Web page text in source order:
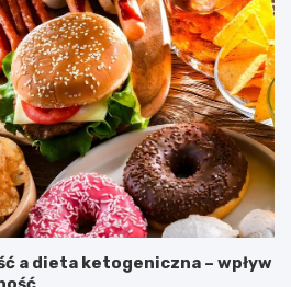
a dieta ketogeniczna – wpływ